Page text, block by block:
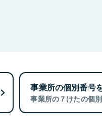
事業所の個別番号
事業所の７けたの個